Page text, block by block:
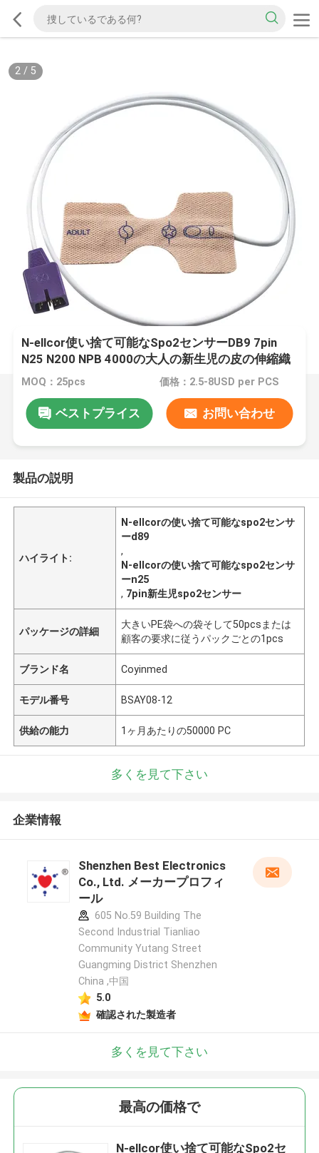
2/ 5
N-ellcor使い捨て可能なSpo2センサーDB9 7pin
N25 N200 NPB 4000の大人の新生児の皮の伸縮織
物の使い捨て可能なSpO2調査
MOQ：25pcs 価格：2.5-8USD per PCS
ベストプライス お問い合わせ
製品の説明
ハイライト:
N-ellcorの使い捨て可能なspo2センサ
ーd89
,
N-ellcorの使い捨て可能なspo2センサ
ーn25
, 7pin新生児spo2センサー
パッケージの詳細
大きいPE袋への袋そして50pcsまたは
顧客の要求に従うパックごとの1pcs
ブランド名 Coyinmed
モデル番号 BSAY08-12
供給の能力 1ヶ月あたりの50000 PC
多くを見て下さい
企業情報
Shenzhen Best Electronics
Co., Ltd. メーカープロフィ
ール
605 No.59 Building The
Second Industrial Tianliao
Community Yutang Street
Guangming District Shenzhen
China ,中国
5.0
確認された製造者
多くを見て下さい
最高の価格で
N-ellcor使い捨て可能なSpo2セ